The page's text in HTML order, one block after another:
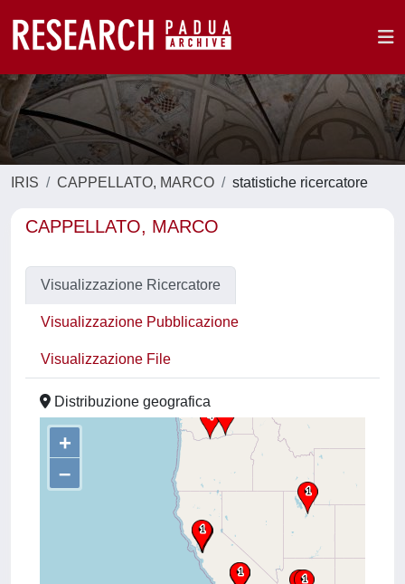
IRIS CAPPELLATO, MARCO statistiche ricercatore
CAPPELLATO, MARCO
Visualizzazione Ricercatore
Visualizzazione Pubblicazione
Visualizzazione File
Distribuzione geografica
+
–